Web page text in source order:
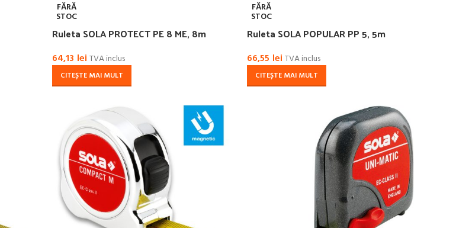
FĂRĂ
STOC
Ruleta SOLA PROTECT PE 8 ME, 8m
64,13 lei TVA inclus
CITEȘTE MAI MULT
FĂRĂ
STOC
Ruleta SOLA POPULAR PP 5, 5m
66,55 lei TVA inclus
CITEȘTE MAI MULT